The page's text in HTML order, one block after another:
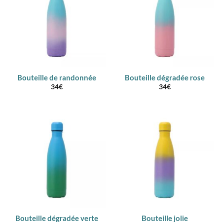
Bouteille de randonnée
34€
Bouteille dégradée rose
34€
Bouteille dégradée verte Bouteille jolie